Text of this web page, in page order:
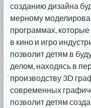
созданию дизайна
мерному
программах,
в кино и игро
позволит детям в
делом, находясь в
производству 3D
современных
позволит детям